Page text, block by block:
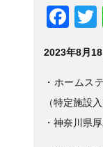
F
c
e
b
o
2023年8月18
・ホームス
（特定施設
・神奈川県